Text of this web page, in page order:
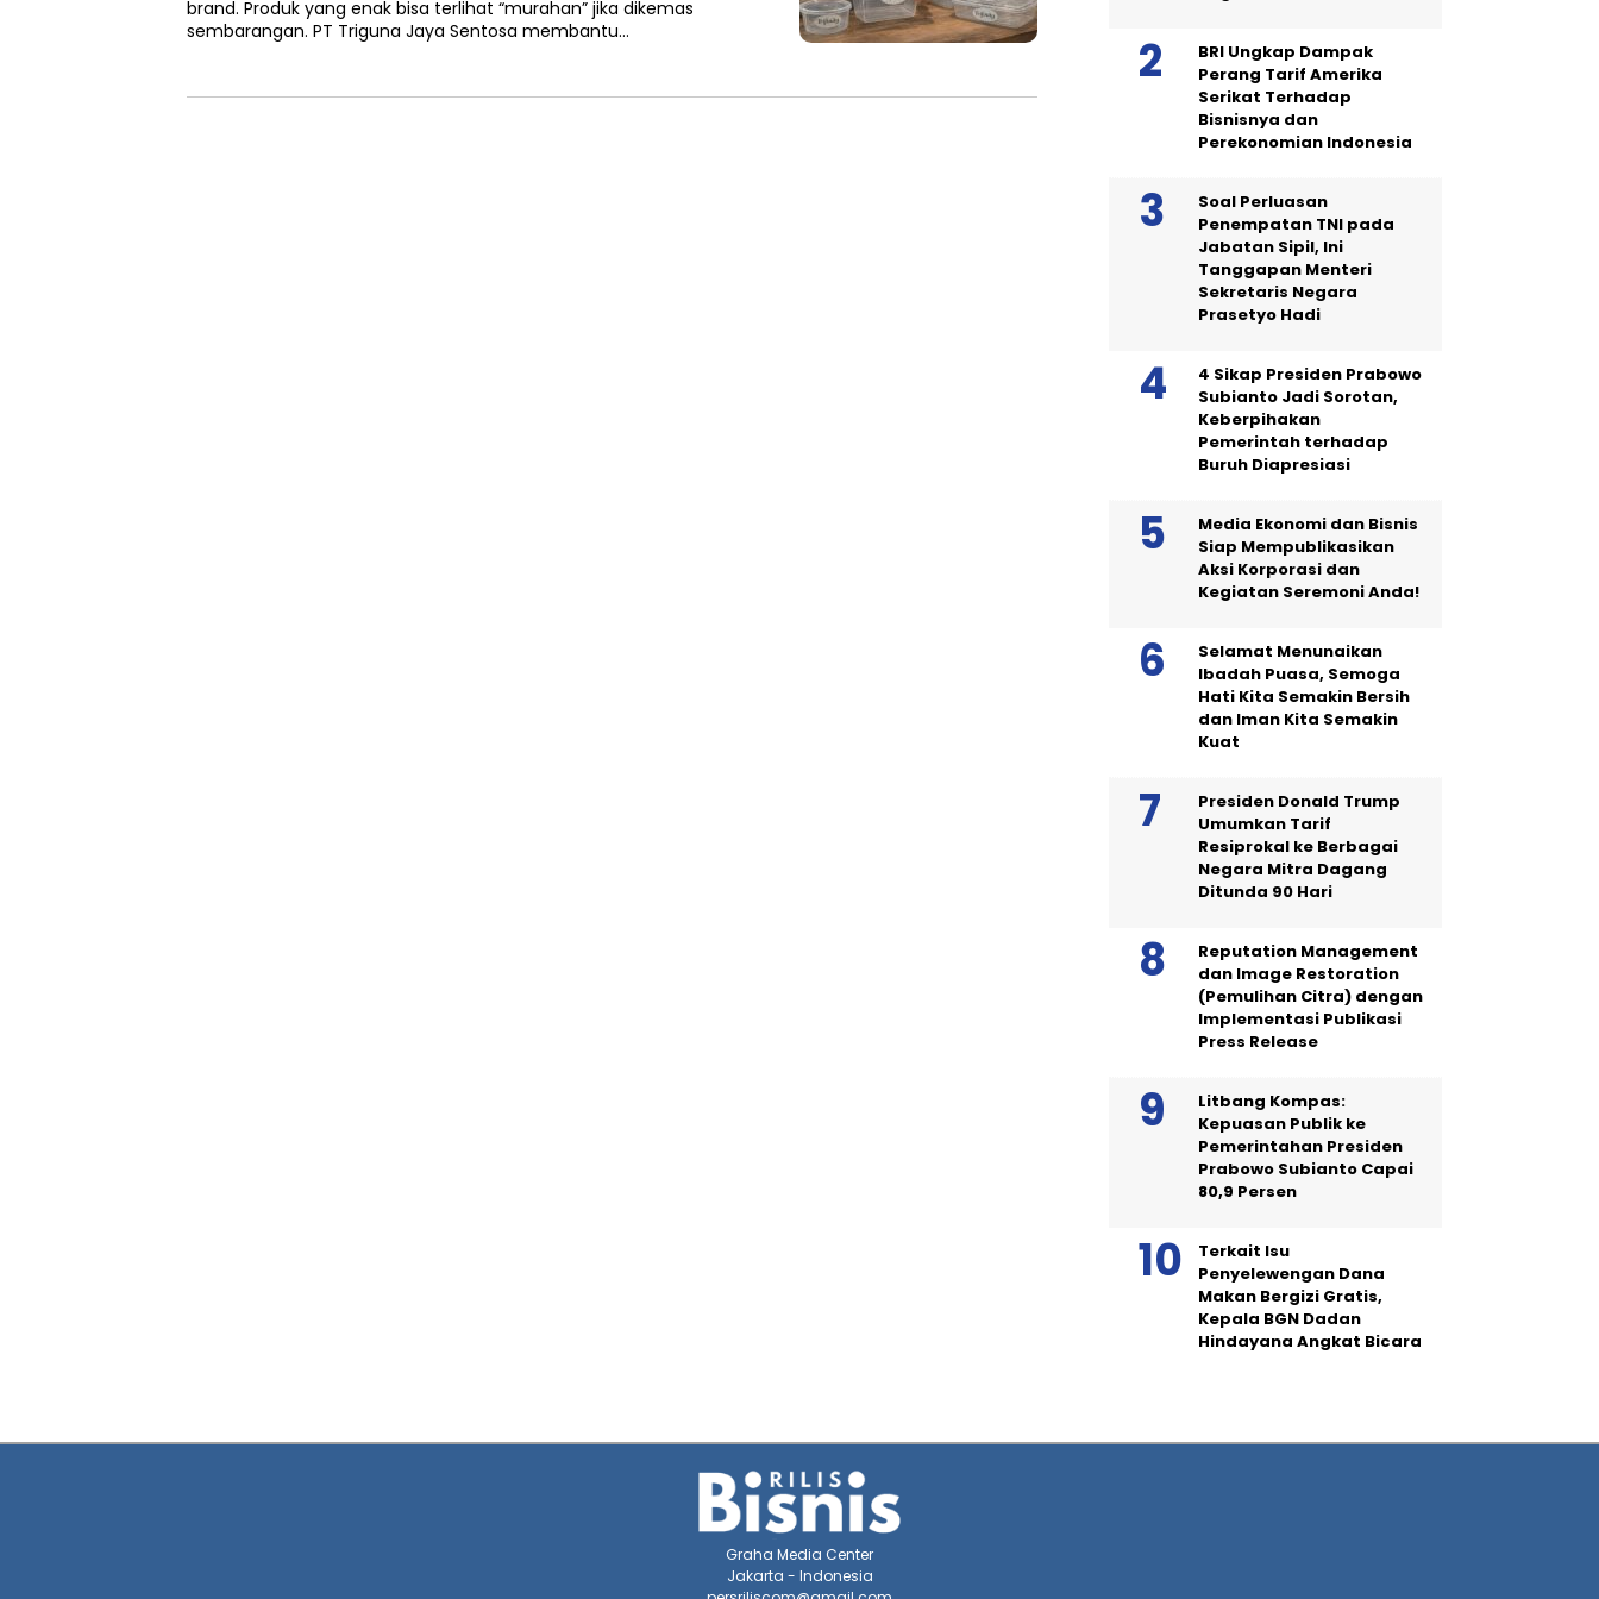
brand. Produk yang enak bisa terlihat “murahan” jika dikemas
sembarangan. PT Triguna Jaya Sentosa membantu…
BRI Ungkap Dampak
Perang Tarif Amerika
Serikat Terhadap
Bisnisnya dan
Perekonomian Indonesia
Soal Perluasan
Penempatan TNI pada
Jabatan Sipil, Ini
Tanggapan Menteri
Sekretaris Negara
Prasetyo Hadi
4 Sikap Presiden Prabowo
Subianto Jadi Sorotan,
Keberpihakan
Pemerintah terhadap
Buruh Diapresiasi
Media Ekonomi dan Bisnis
Siap Mempublikasikan
Aksi Korporasi dan
Kegiatan Seremoni Anda!
Selamat Menunaikan
Ibadah Puasa, Semoga
Hati Kita Semakin Bersih
dan Iman Kita Semakin
Kuat
Presiden Donald Trump
Umumkan Tarif
Resiprokal ke Berbagai
Negara Mitra Dagang
Ditunda 90 Hari
Reputation Management
dan Image Restoration
(Pemulihan Citra) dengan
Implementasi Publikasi
Press Release
Litbang Kompas:
Kepuasan Publik ke
Pemerintahan Presiden
Prabowo Subianto Capai
80,9 Persen
Terkait Isu
Penyelewengan Dana
Makan Bergizi Gratis,
Kepala BGN Dadan
Hindayana Angkat Bicara
Graha Media Center
Jakarta - Indonesia